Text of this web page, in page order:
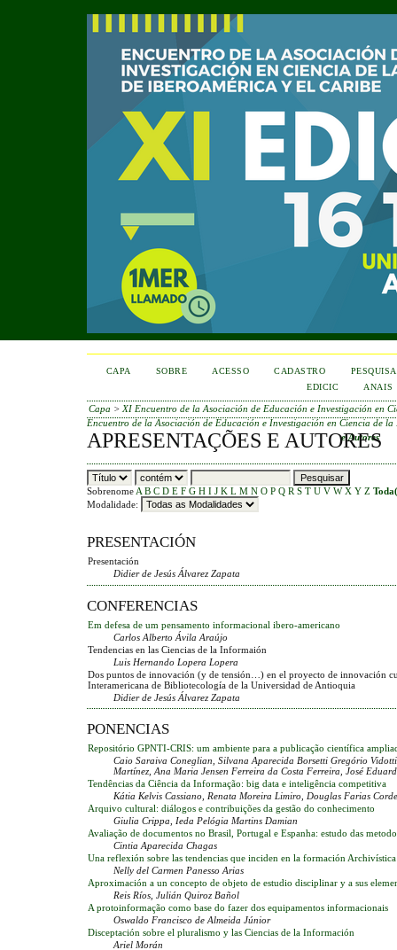
CAPA SOBRE ACESSO CADASTRO
PESQUISA
EDICIC
ANAIS
Capa > XI Encuentro de la Asociación de Educación e Investigación en
Encuentro de la Asociación de Educación e Investigación en Ciencia de
e Autores
APRESENTAÇÕES E AUTORES
Sobrenome A B C D E F G H I J K L M N O P Q R S T U V W X Y Z
Modalidade:
PRESENTACIÓN
Presentación
Didier de Jesús Álvarez Zapata
CONFERENCIAS
Em defesa de um pensamento informacional ibero-americano
Carlos Alberto Ávila Araújo
Tendencias en las Ciencias de la Informaión
Luis Hernando Lopera Lopera
Dos puntos de innovación (y de tensión…) en el proyecto de innovación
Interamericana de Bibliotecología de la Universidad de Antioquia
Didier de Jesús Álvarez Zapata
PONENCIAS
Repositório GPNTI-CRIS: um ambiente para a publicação científica
Caio Saraiva Coneglian, Silvana Aparecida Borsetti Gregório
Martínez, Ana Maria Jensen Ferreira da Costa Ferreira, José
Tendências da Ciência da Informação: big data e inteligência competitiva
Kátia Kelvis Cassiano, Renata Moreira Limiro, Douglas Farias
Arquivo cultural: diálogos e contribuições da gestão do conhecimento
Giulia Crippa, Ieda Pelógia Martins Damian
Avaliação de documentos no Brasil, Portugal e Espanha: estudo das
Cintia Aparecida Chagas
Una reflexión sobre las tendencias que inciden en la formación Archivística
Nelly del Carmen Panesso Arias
Aproximación a un concepto de objeto de estudio disciplinar y a sus
Reis Ríos, Julián Quiroz Bañol
A protoinformação como base do fazer dos equipamentos informacionais
Oswaldo Francisco de Almeida Júnior
Disceptación sobre el pluralismo y las Ciencias de la Información
Ariel Morán